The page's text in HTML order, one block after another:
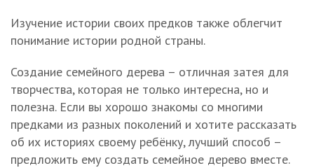
Изучение истории своих предков также облегчит
понимание истории родной страны.
Создание семейного дерева – отличная затея для
творчества, которая не только интересна, но и
полезна. Если вы хорошо знакомы со многими
предками из разных поколений и хотите рассказать
об их историях своему ребёнку, лучший способ –
предложить ему создать семейное дерево вместе.